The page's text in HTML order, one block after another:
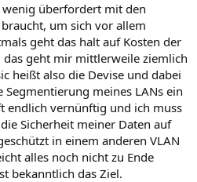
überfordert mit den
um sich vor allem
geht das halt auf Kosten der
geht mir mittlerweile ziemlich
heißt also die Devise und dabei
meines LANs ein
endlich vernünftig und ich muss
Sicherheit meiner Daten auf
in einem anderen VLAN
alles noch nicht zu Ende
bekanntlich das Ziel.